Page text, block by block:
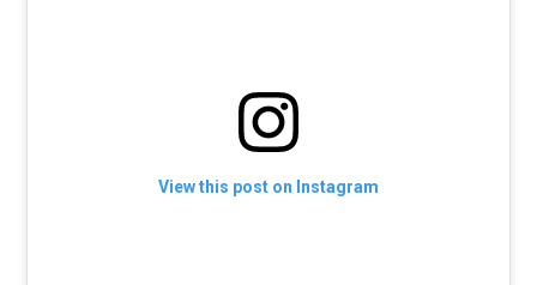
View this post on Instagram